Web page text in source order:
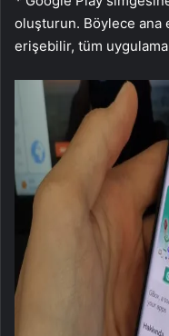
oluşturun. Böylece ana
erişebilir, tüm